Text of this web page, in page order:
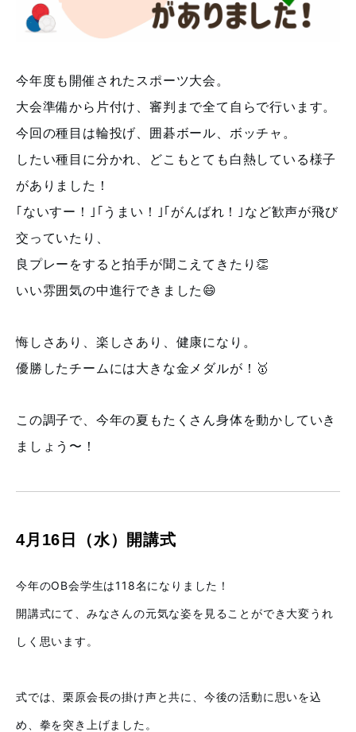
今年度も開催されたスポーツ大会。
大会準備から片付け、審判まで全て自らで行います。
今回の種目は輪投げ、囲碁ボール、ボッチャ。
したい種目に分かれ、どこもとても白熱している様子
がありました！
｢ないすー！｣｢うまい！｣｢がんばれ！｣など歓声が飛び
交っていたり、
良プレーをすると拍手が聞こえてきたり👏
いい雰囲気の中進行できました😄
悔しさあり、楽しさあり、健康になり。
優勝したチームには大きな金メダルが！🥇
この調子で、今年の夏もたくさん身体を動かしていき
ましょう〜！
4月16日（水）開講式
今年のOB会学生は118名になりました！
開講式にて、みなさんの元気な姿を見ることができ大変うれ
しく思います。
式では、栗原会長の掛け声と共に、今後の活動に思いを込
め、拳を突き上げました。